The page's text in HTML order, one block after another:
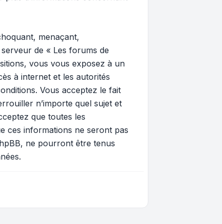
menaçant,
de « Les forums de
vous vous exposez à un
à internet et les autorités
Vous acceptez le fait
n’importe quel sujet et
que toutes les
ces informations ne seront pas
ne pourront être tenus